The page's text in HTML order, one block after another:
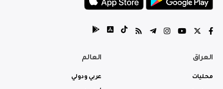
العراق
محليات
العالم
عربي ودولي